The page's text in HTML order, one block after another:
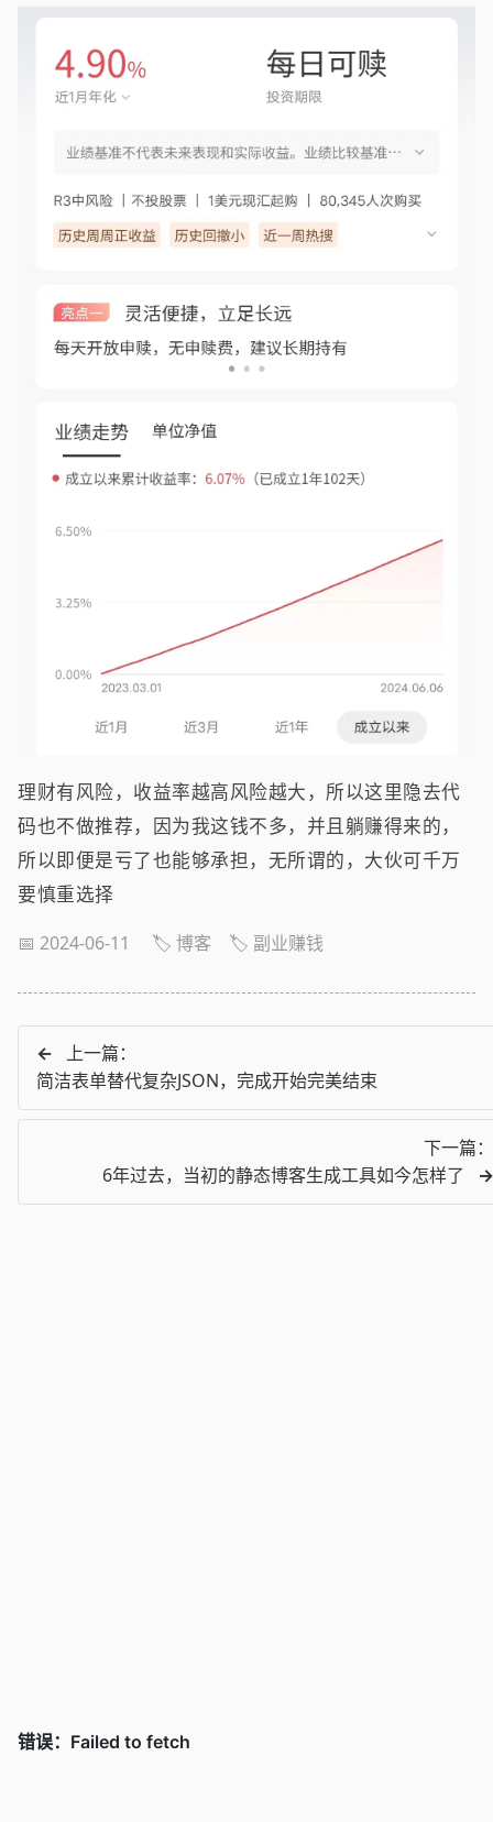
理财有风险，收益率越高风险越大，所以这里隐去代
码也不做推荐，因为我这钱不多，并且躺赚得来的，
所以即便是亏了也能够承担，无所谓的，大伙可千万
要慎重选择
📅 2024-06-11 🏷️ 博客 🏷️ 副业赚钱
←
上一篇：
简洁表单替代复杂JSON，完成开始完美结束
下一篇：
6年过去，当初的静态博客生成工具如今怎样了
→